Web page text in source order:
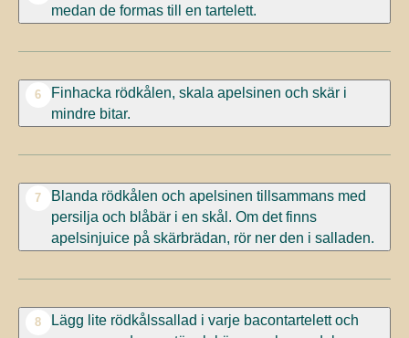
medan de formas till en tartelett.
6
Finhacka rödkålen, skala apelsinen och skär i
mindre bitar.
7
Blanda rödkålen och apelsinen tillsammans med
persilja och blåbär i en skål. Om det finns
apelsinjuice på skärbrädan, rör ner den i salladen.
8
Lägg lite rödkålssallad i varje bacontartelett och